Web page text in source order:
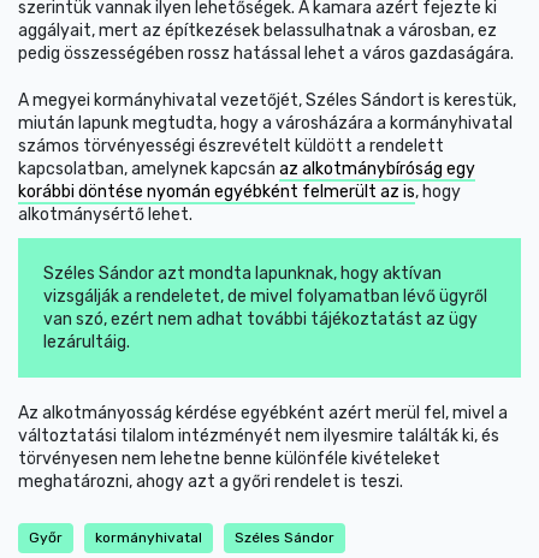
szerintük vannak ilyen lehetőségek. A kamara azért fejezte ki
aggályait, mert az építkezések belassulhatnak a városban, ez
pedig összességében rossz hatással lehet a város gazdaságára.
A megyei kormányhivatal vezetőjét, Széles Sándort is kerestük,
miután lapunk megtudta, hogy a városházára a kormányhivatal
számos törvényességi észrevételt küldött a rendelett
kapcsolatban, amelynek kapcsán az alkotmánybíróság egy
korábbi döntése nyomán egyébként felmerült az is, hogy
alkotmánysértő lehet.
Széles Sándor azt mondta lapunknak, hogy aktívan
vizsgálják a rendeletet, de mivel folyamatban lévő ügyről
van szó, ezért nem adhat további tájékoztatást az ügy
lezárultáig.
Az alkotmányosság kérdése egyébként azért merül fel, mivel a
változtatási tilalom intézményét nem ilyesmire találták ki, és
törvényesen nem lehetne benne különféle kivételeket
meghatározni, ahogy azt a győri rendelet is teszi.
Győr kormányhivatal Széles Sándor